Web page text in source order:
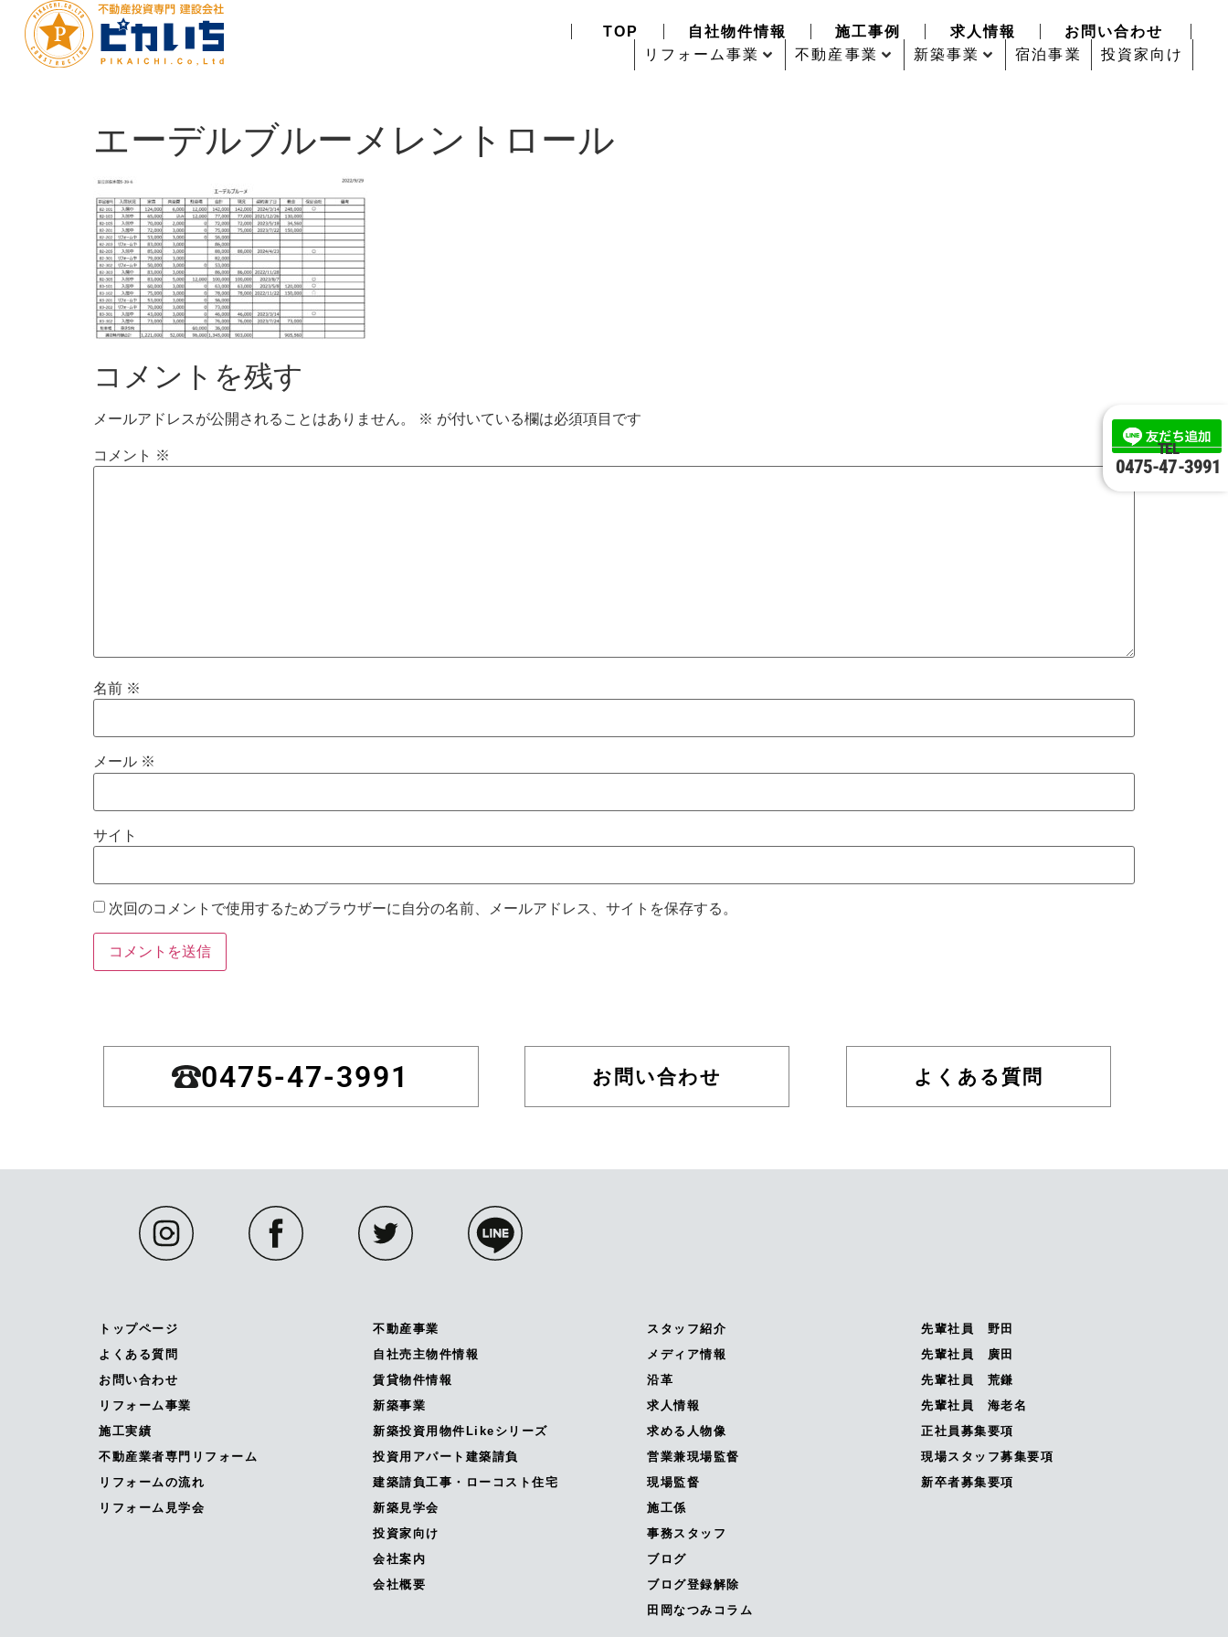
TOP 自社物件情報 施工事例 求人情報
お問い合わせ
リフォーム事業
不動産事業 新築事業 宿泊事業 投資家向け
TEL
0475-47-3991
エーデルブルーメレントロール
コメントを残す
メールアドレスが公開されることはありません。 ※ が付いている欄は必須項目です
コメント ※
名前 ※
メール ※
サイト
次回のコメントで使用するためブラウザーに自分の名前、メールアドレス、サイトを保存する。
0475-47-3991 お問い合わせ よくある質問
トップページ
よくある質問
お問い合わせ
リフォーム事業
施工実績
不動産業者専門リフォーム
リフォームの流れ
リフォーム見学会
不動産事業
自社売主物件情報
賃貸物件情報
新築事業
新築投資用物件Likeシリーズ
投資用アパート建築請負
建築請負工事・ローコスト住宅
新築見学会
投資家向け
会社案内
会社概要
スタッフ紹介
メディア情報
沿革
求人情報
求める人物像
営業兼現場監督
現場監督
施工係
事務スタッフ
ブログ
ブログ登録解除
田岡なつみコラム
先輩社員 野田
先輩社員 廣田
先輩社員 荒鎌
先輩社員 海老名
正社員募集要項
現場スタッフ募集要項
新卒者募集要項